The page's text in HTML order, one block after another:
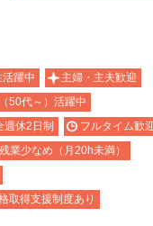
活躍中
主婦・主夫歓迎
50代～）活躍中
週休2日制
フルタイム歓
残業少なめ（月20h未満）
取得支援制度あり